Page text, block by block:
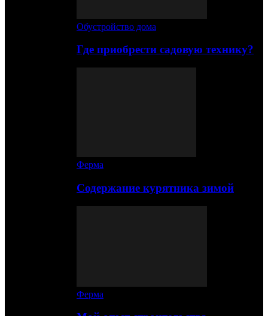
Обустройство дома
Где приобрести садовую технику?
Ферма
Содержание курятника зимой
Ферма